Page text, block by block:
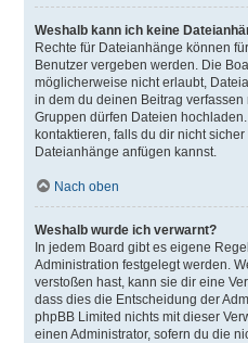
Weshalb kann ich keine
Rechte für Dateianhänge können
Benutzer vergeben werden. Die
möglicherweise nicht erlaubt,
in dem du deinen Beitrag verfassen
Gruppen dürfen Dateien
kontaktieren, falls du dir nicht
Dateianhänge anfügen kannst.
Nach oben
Weshalb wurde ich verwarnt?
In jedem Board gibt es eigene
Administration festgelegt werden.
verstoßen hast, kann sie dir eine
dass dies die Entscheidung der
phpBB Limited nichts mit dieser
einen Administrator, sofern du die